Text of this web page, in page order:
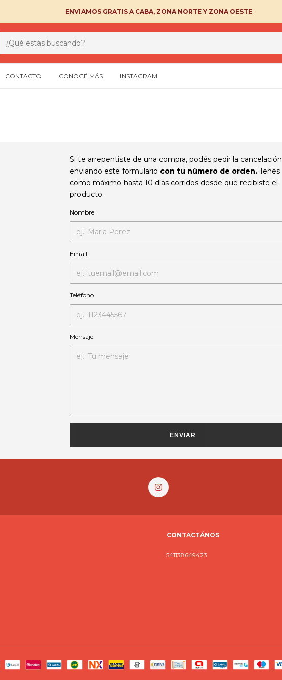
ENVIAMOS GRATIS A CABA, ZONA NORTE Y ZONA OESTE
CONTACTO CONOCÉ MÁS INSTAGRAM
Si te arrepentiste de una compra, podés pedir la cancelación
enviando este formulario con tu número de orden. Tenés
como máximo hasta 10 días corridos desde que recibiste el
producto.
Nombre
Email
Teléfono
Mensaje
ENVIAR
CONTACTÁNOS
541138649423